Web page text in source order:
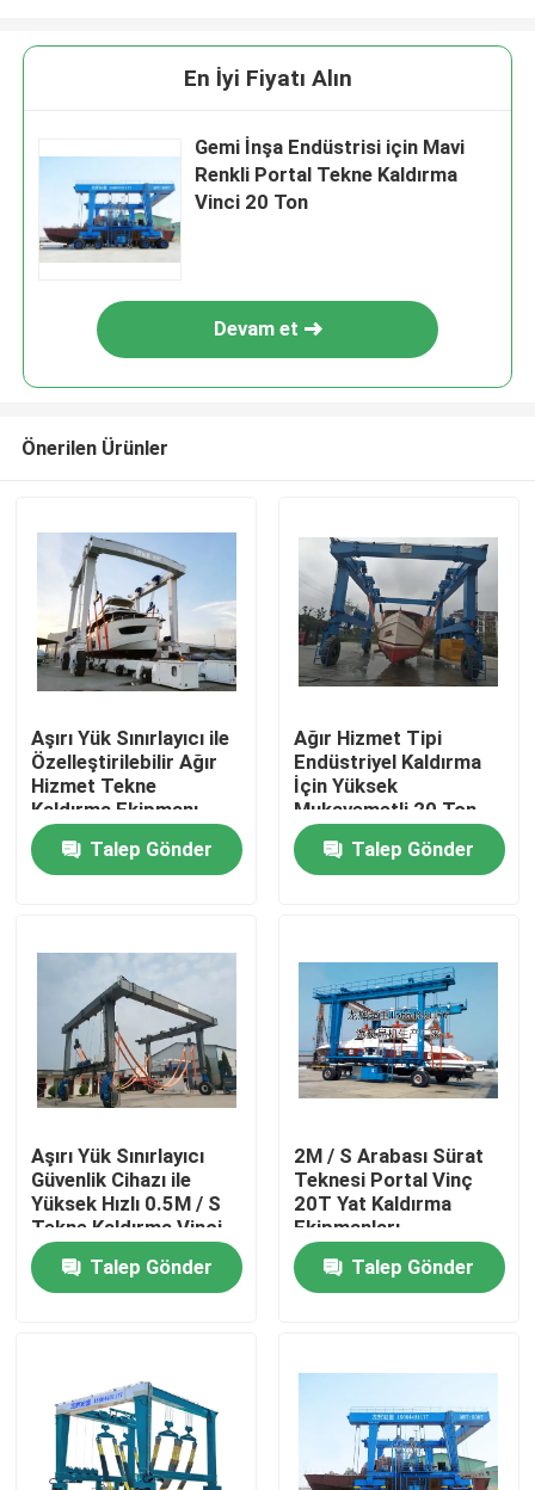
Ev
Ürünler
videolar
Hakkımızda
Fabrika turu
Kalite kontrol
Bize Ulaşın
Elektrik Transfer Arabası
AGV Transfer Arabası
En İyi Fiyatı Alın
Gemi İnşa Endüstrisi için Mavi
Renkli Portal Tekne Kaldırma
Vinci 20 Ton
Devam et
Önerilen Ürünler
Aşırı Yük Sınırlayıcı ile
Özelleştirilebilir Ağır
Hizmet Tekne
Kaldırma Ekipmanı
Talep Gönder
Ağır Hizmet Tipi
Endüstriyel Kaldırma
İçin Yüksek
Mukavemetli 20 Ton
Yat Kaldırma Vinci
Talep Gönder
Aşırı Yük Sınırlayıcı
Güvenlik Cihazı ile
Yüksek Hızlı 0.5M / S
Tekne Kaldırma Vinci
Talep Gönder
2M / S Arabası Sürat
Teknesi Portal Vinç
20T Yat Kaldırma
Ekipmanları
Talep Gönder